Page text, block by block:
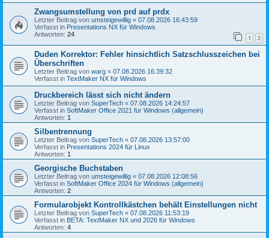
Zwangsumstellung von prd auf prdx
Letzter Beitrag von umsteigewillig « 07.08.2026 16:43:59
Verfasst in Presentations NX für Windows
Antworten: 24 1 2
Duden Korrektor: Fehler hinsichtlich Satzschlusszeichen bei
Überschriften
Letzter Beitrag von warg « 07.08.2026 16:39:32
Verfasst in TextMaker NX für Windows
Druckbereich lässt sich nicht ändern
Letzter Beitrag von SuperTech « 07.08.2026 14:24:57
Verfasst in SoftMaker Office 2021 für Windows (allgemein)
Antworten: 1
Silbentrennung
Letzter Beitrag von SuperTech « 07.08.2026 13:57:00
Verfasst in Presentations 2024 für Linux
Antworten: 1
Georgische Buchstaben
Letzter Beitrag von umsteigewillig « 07.08.2026 12:08:56
Verfasst in SoftMaker Office 2024 für Windows (allgemein)
Antworten: 2
Formularobjekt Kontrollkästchen behält Einstellungen nicht
Letzter Beitrag von SuperTech « 07.08.2026 11:53:19
Verfasst in BETA: TextMaker NX und 2026 für Windows
Antworten: 4